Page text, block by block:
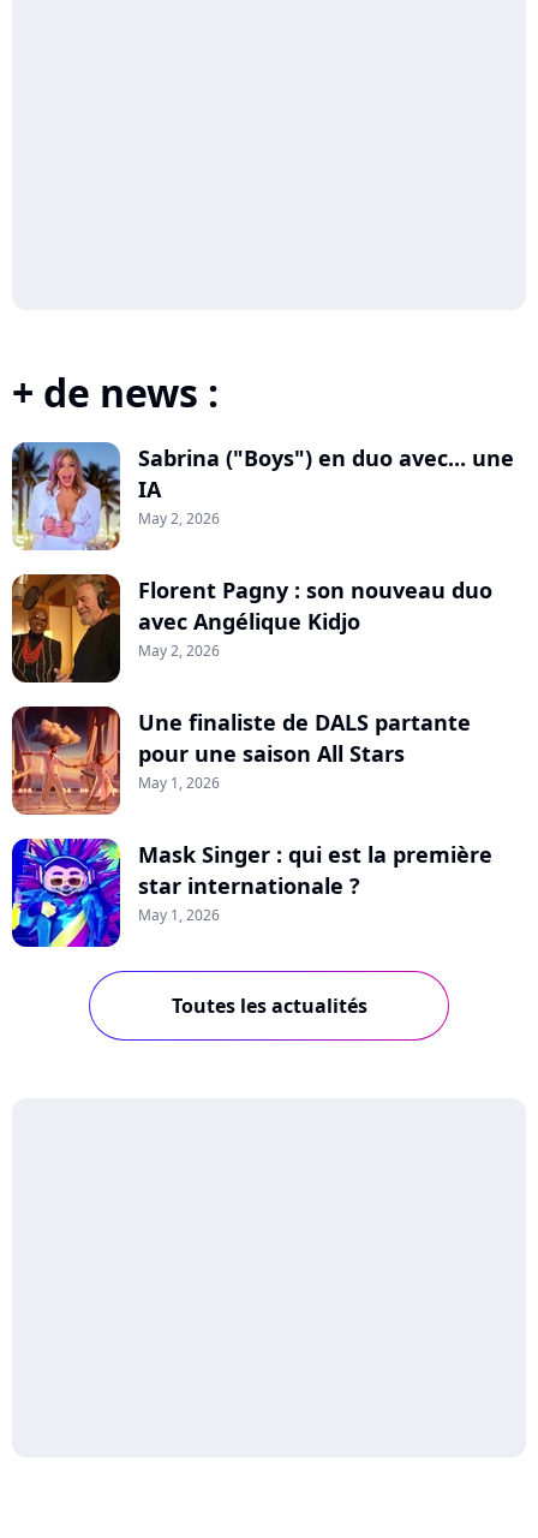
+ de news :
Sabrina ("Boys") en duo avec... une
IA
May 2, 2026
Florent Pagny : son nouveau duo
avec Angélique Kidjo
May 2, 2026
Une finaliste de DALS partante
pour une saison All Stars
May 1, 2026
Mask Singer : qui est la première
star internationale ?
May 1, 2026
Toutes les actualités